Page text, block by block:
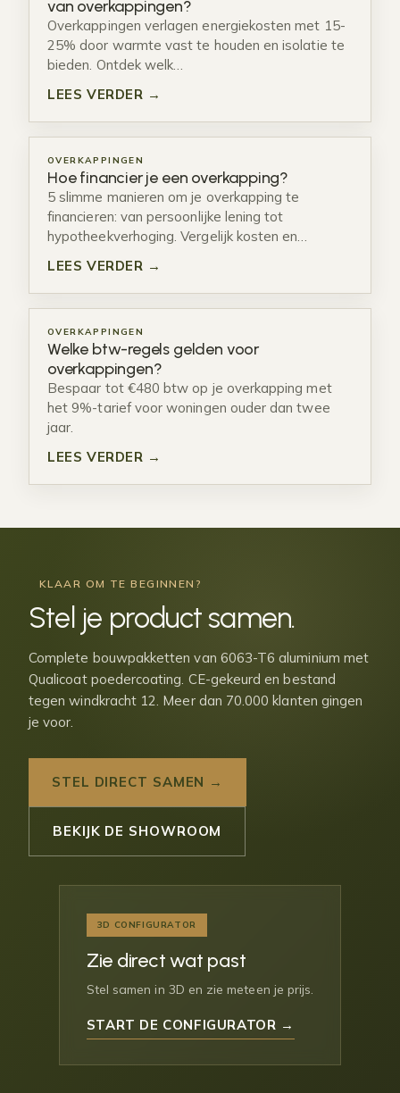
van overkappingen?
Overkappingen verlagen energiekosten met 15-
25% door warmte vast te houden en isolatie te
bieden. Ontdek welk…
LEES VERDER →
OVERKAPPINGEN
Hoe financier je een overkapping?
5 slimme manieren om je overkapping te
financieren: van persoonlijke lening tot
hypotheekverhoging. Vergelijk kosten en…
LEES VERDER →
OVERKAPPINGEN
Welke btw-regels gelden voor
overkappingen?
Bespaar tot €480 btw op je overkapping met
het 9%-tarief voor woningen ouder dan twee
jaar.
LEES VERDER →
KLAAR OM TE BEGINNEN?
Stel je product samen.
Complete bouwpakketten van 6063-T6 aluminium met
Qualicoat poedercoating. CE-gekeurd en bestand
tegen windkracht 12. Meer dan 70.000 klanten gingen
je voor.
STEL DIRECT SAMEN →
BEKIJK DE SHOWROOM
3D CONFIGURATOR
Zie direct wat past
Stel samen in 3D en zie meteen je prijs.
START DE CONFIGURATOR →